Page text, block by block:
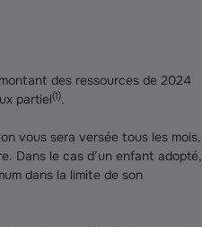
des ressources de 2024
partiel(1).
vous sera versée tous les mois,
Dans le cas d’un enfant adopté,
dans la limite de son